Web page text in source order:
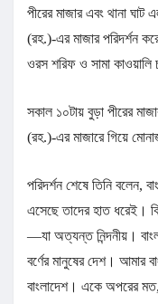
পীরের মাজার এবং থানা
(রহ.)-এর মাজার পরিদর্শন
ওরস শরিফ ও সামা কাওয়ালি
সকাল ১০টায় বুড়া পীরের
(রহ.)-এর মাজারে গিয়ে
পরিদর্শন শেষে তিনি বলেন,
এসেছে তাদের হাত ধরেই।
—যা অত্যন্ত নিন্দনীয়।
বর্ণের মানুষের দেশ। আমার
বাংলাদেশ। একে অপরের